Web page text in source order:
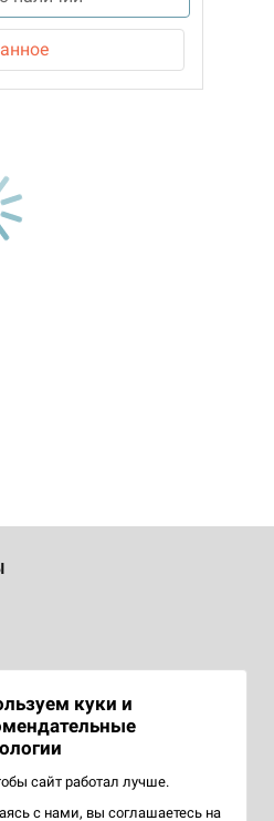
куки и
сайт работал лучше.
с нами, вы соглашаетесь на